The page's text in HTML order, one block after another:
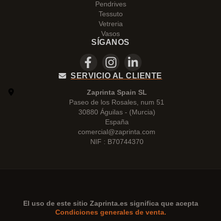
Pendrives
Tessuto
Vetreria
Vasos
SÍGANOS
SERVICIO AL CLIENTE
Zaprinta Spain SL
Paseo de los Rosales, num 51
30880 Águilas - (Murcia)
España
comercial@zaprinta.com
NIF : B70744370
El uso de este sitio Zaprinta.es significa que acepta
Condiciones generales de venta.